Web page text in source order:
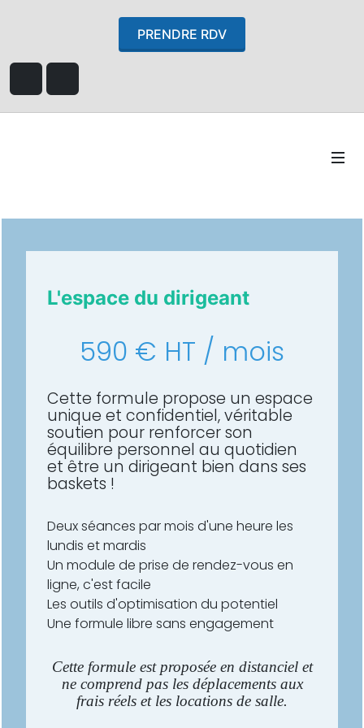
PRENDRE RDV
L'espace du dirigeant
590 € HT / mois
Cette formule propose un espace
unique et confidentiel, véritable
soutien pour renforcer son
équilibre personnel au quotidien
et être un dirigeant bien dans ses
baskets !
Deux séances par mois d'une heure les
lundis et mardis
Un module de prise de rendez-vous en
ligne, c'est facile
Les outils d'optimisation du potentiel
Une formule libre sans engagement
Cette formule est proposée en distanciel et
ne comprend pas les déplacements aux
frais réels et les locations de salle.